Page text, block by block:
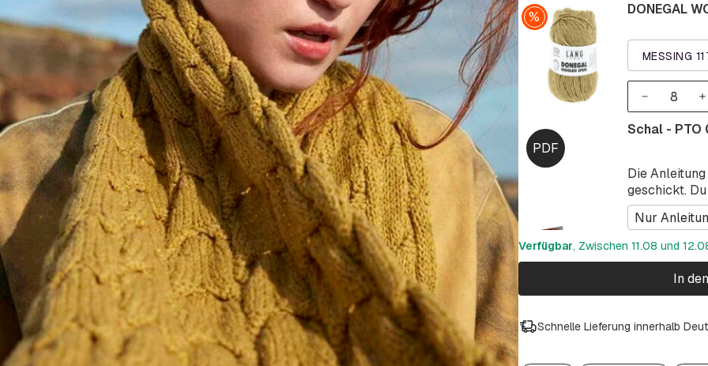
MESSING
DONEGAL
Die
geschickt.
Nur
Schal - PTO
Verfügbar, Zwischen 11.08 und
In
Schnelle Lieferung innerhalb